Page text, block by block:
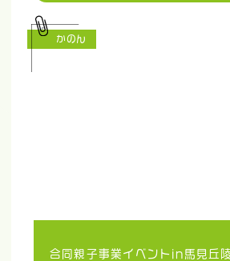
合同親子事業イベントin馬見丘
かのん